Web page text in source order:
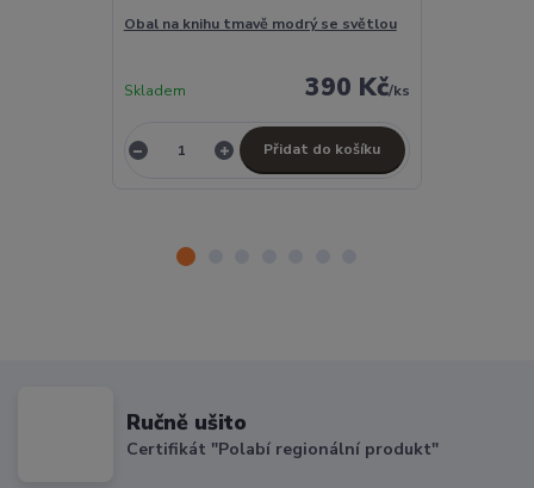
Obal na knihu tmavě modrý se světlou
390 Kč/ks
Skladem
Přidat do košíku
Ručně ušito
Certifikát "Polabí regionální produkt"